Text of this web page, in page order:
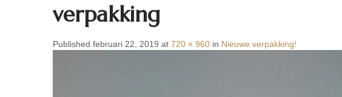
verpakking
Published februari 22, 2019 at 720 × 960 in Nieuwe verpakking!